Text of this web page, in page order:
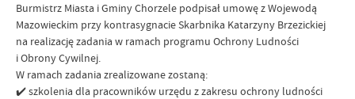
Burmistrz Miasta i Gminy Chorzele podpisał umowę z Wojewodą
Mazowieckim przy kontrasygnacie Skarbnika Katarzyny Brzezickiej
na realizację zadania w ramach programu Ochrony Ludności
i Obrony Cywilnej.
W ramach zadania zrealizowane zostaną:
✔️ szkolenia dla pracowników urzędu z zakresu ochrony ludności